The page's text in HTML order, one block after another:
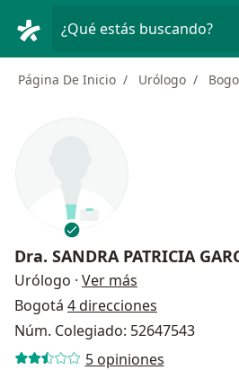
¿Qué estás buscando?
Página De Inicio Urólogo
Dra. SANDRA PATRICIA
Urólogo · Ver más
Bogotá 4 direcciones
Núm. Colegiado: 52647543
5 opiniones